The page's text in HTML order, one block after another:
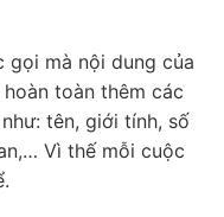
gọi mà nội dung của
toàn thêm các
tên, giới tính, số
Vì thế mỗi cuộc